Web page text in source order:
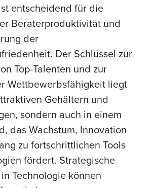
entscheidend für die
Beraterproduktivität und
der
Der Schlüssel zur
Top-Talenten und zur
Wettbewerbsfähigkeit liegt
Gehältern und
sondern auch in einem
das Wachstum, Innovation
zu fortschrittlichen Tools
fördert. Strategische
Technologie können